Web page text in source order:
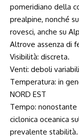
pomeridiano della
prealpine, nonché
rovesci, anche su
Altrove assenza di
Visibilità: discreta.
Venti: deboli
Temperatura: in
NORD EST
Tempo: nonostante
ciclonica oceanica
prevalente